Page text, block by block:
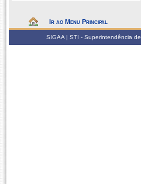
Ir ao Menu Principal
SIGAA | STI - Superintendência